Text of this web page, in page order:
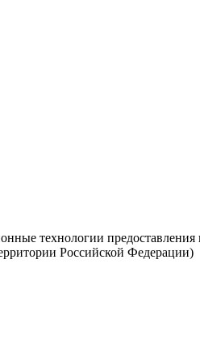
технологии предоставления
Российской Федерации)